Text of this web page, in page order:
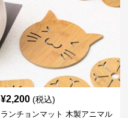
¥2,200 (税込)
ランチョンマット 木製アニマル